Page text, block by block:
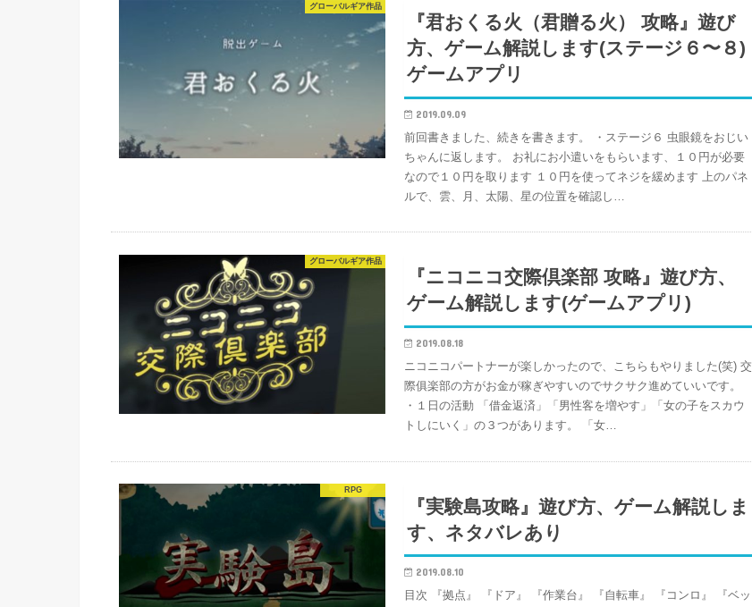
グローバルギア作品
『君おくる火（君贈る火） 攻略』遊び
方、ゲーム解説します(ステージ６〜８)
ゲームアプリ
2019.09.09
前回書きました、続きを書きます。 ・ステージ６ 虫眼鏡をおじい
ちゃんに返します。 お礼にお小遣いをもらいます、１０円が必要
なので１０円を取ります １０円を使ってネジを緩めます 上のパネ
ルで、雲、月、太陽、星の位置を確認し…
グローバルギア作品
『ニコニコ交際倶楽部 攻略』遊び方、
ゲーム解説します(ゲームアプリ)
2019.08.18
ニコニコパートナーが楽しかったので、こちらもやりました(笑) 交
際俱楽部の方がお金が稼ぎやすいのでサクサク進めていいです。
・１日の活動 「借金返済」「男性客を増やす」「女の子をスカウ
トしにいく」の３つがあります。 「女…
RPG
『実験島攻略』遊び方、ゲーム解説しま
す、ネタバレあり
2019.08.10
目次 『拠点』 『ドア』 『作業台』 『自転車』 『コンロ』 『ベッ